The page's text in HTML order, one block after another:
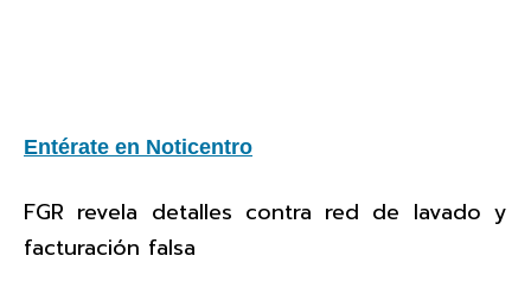
Entérate en Noticentro
FGR revela detalles contra red de lavado y
facturación falsa